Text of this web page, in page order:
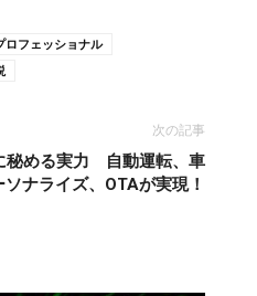
ロフェッショナル
次の記事
秘める実力 自動運転、車
ソナライズ、OTAが実現！